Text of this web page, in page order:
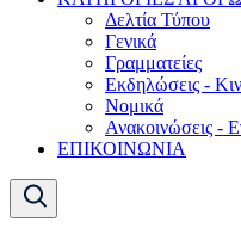
Δελτία Τύπου
Γενικά
Γραμματείες
Εκδηλώσεις -
Νομικά
Ανακοινώσεις -
ΕΠΙΚΟΙΝΩΝΙΑ